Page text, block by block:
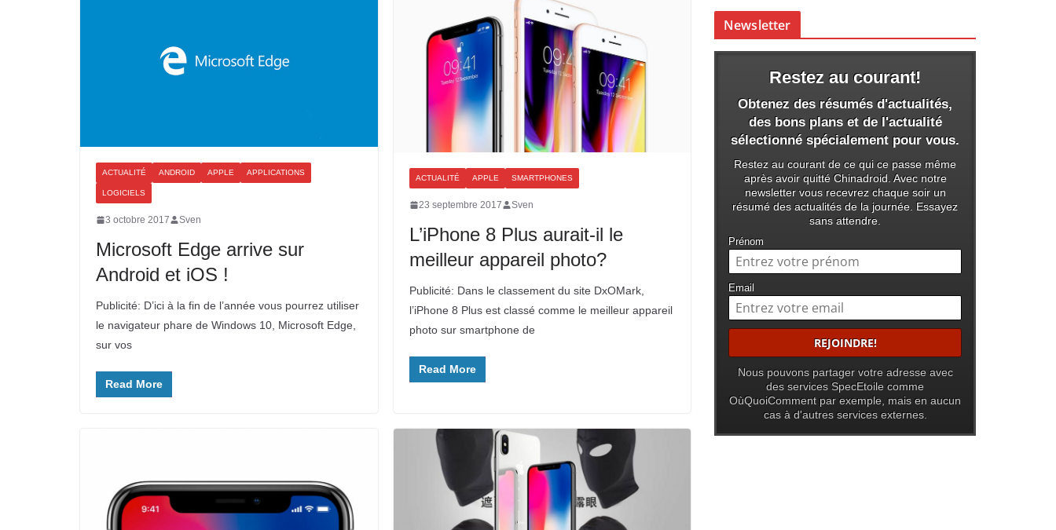
ACTUALITÉ ANDROID APPLE APPLICATIONS
LOGICIELS
3 octobre 2017 Sven
Microsoft Edge arrive sur
Android et iOS !
Publicité: D’ici à la fin de l’année vous pourrez utiliser
le navigateur phare de Windows 10, Microsoft Edge,
sur vos
Read More
ACTUALITÉ APPLE SMARTPHONES
23 septembre 2017 Sven
L’iPhone 8 Plus aurait-il le
meilleur appareil photo?
Publicité: Dans le classement du site DxOMark,
l’iPhone 8 Plus est classé comme le meilleur appareil
photo sur smartphone de
Read More
Newsletter
Restez au courant!
Obtenez des résumés d'actualités,
des bons plans et de l'actualité
sélectionné spécialement pour vous.
Restez au courant de ce qui ce passe même
après avoir quitté Chinadroid. Avec notre
newsletter vous recevrez chaque soir un
résumé des actualités de la journée. Essayez
sans attendre.
Prénom
Email
Nous pouvons partager votre adresse avec
des services SpecEtoile comme
OùQuoiComment par exemple, mais en aucun
cas à d'autres services externes.